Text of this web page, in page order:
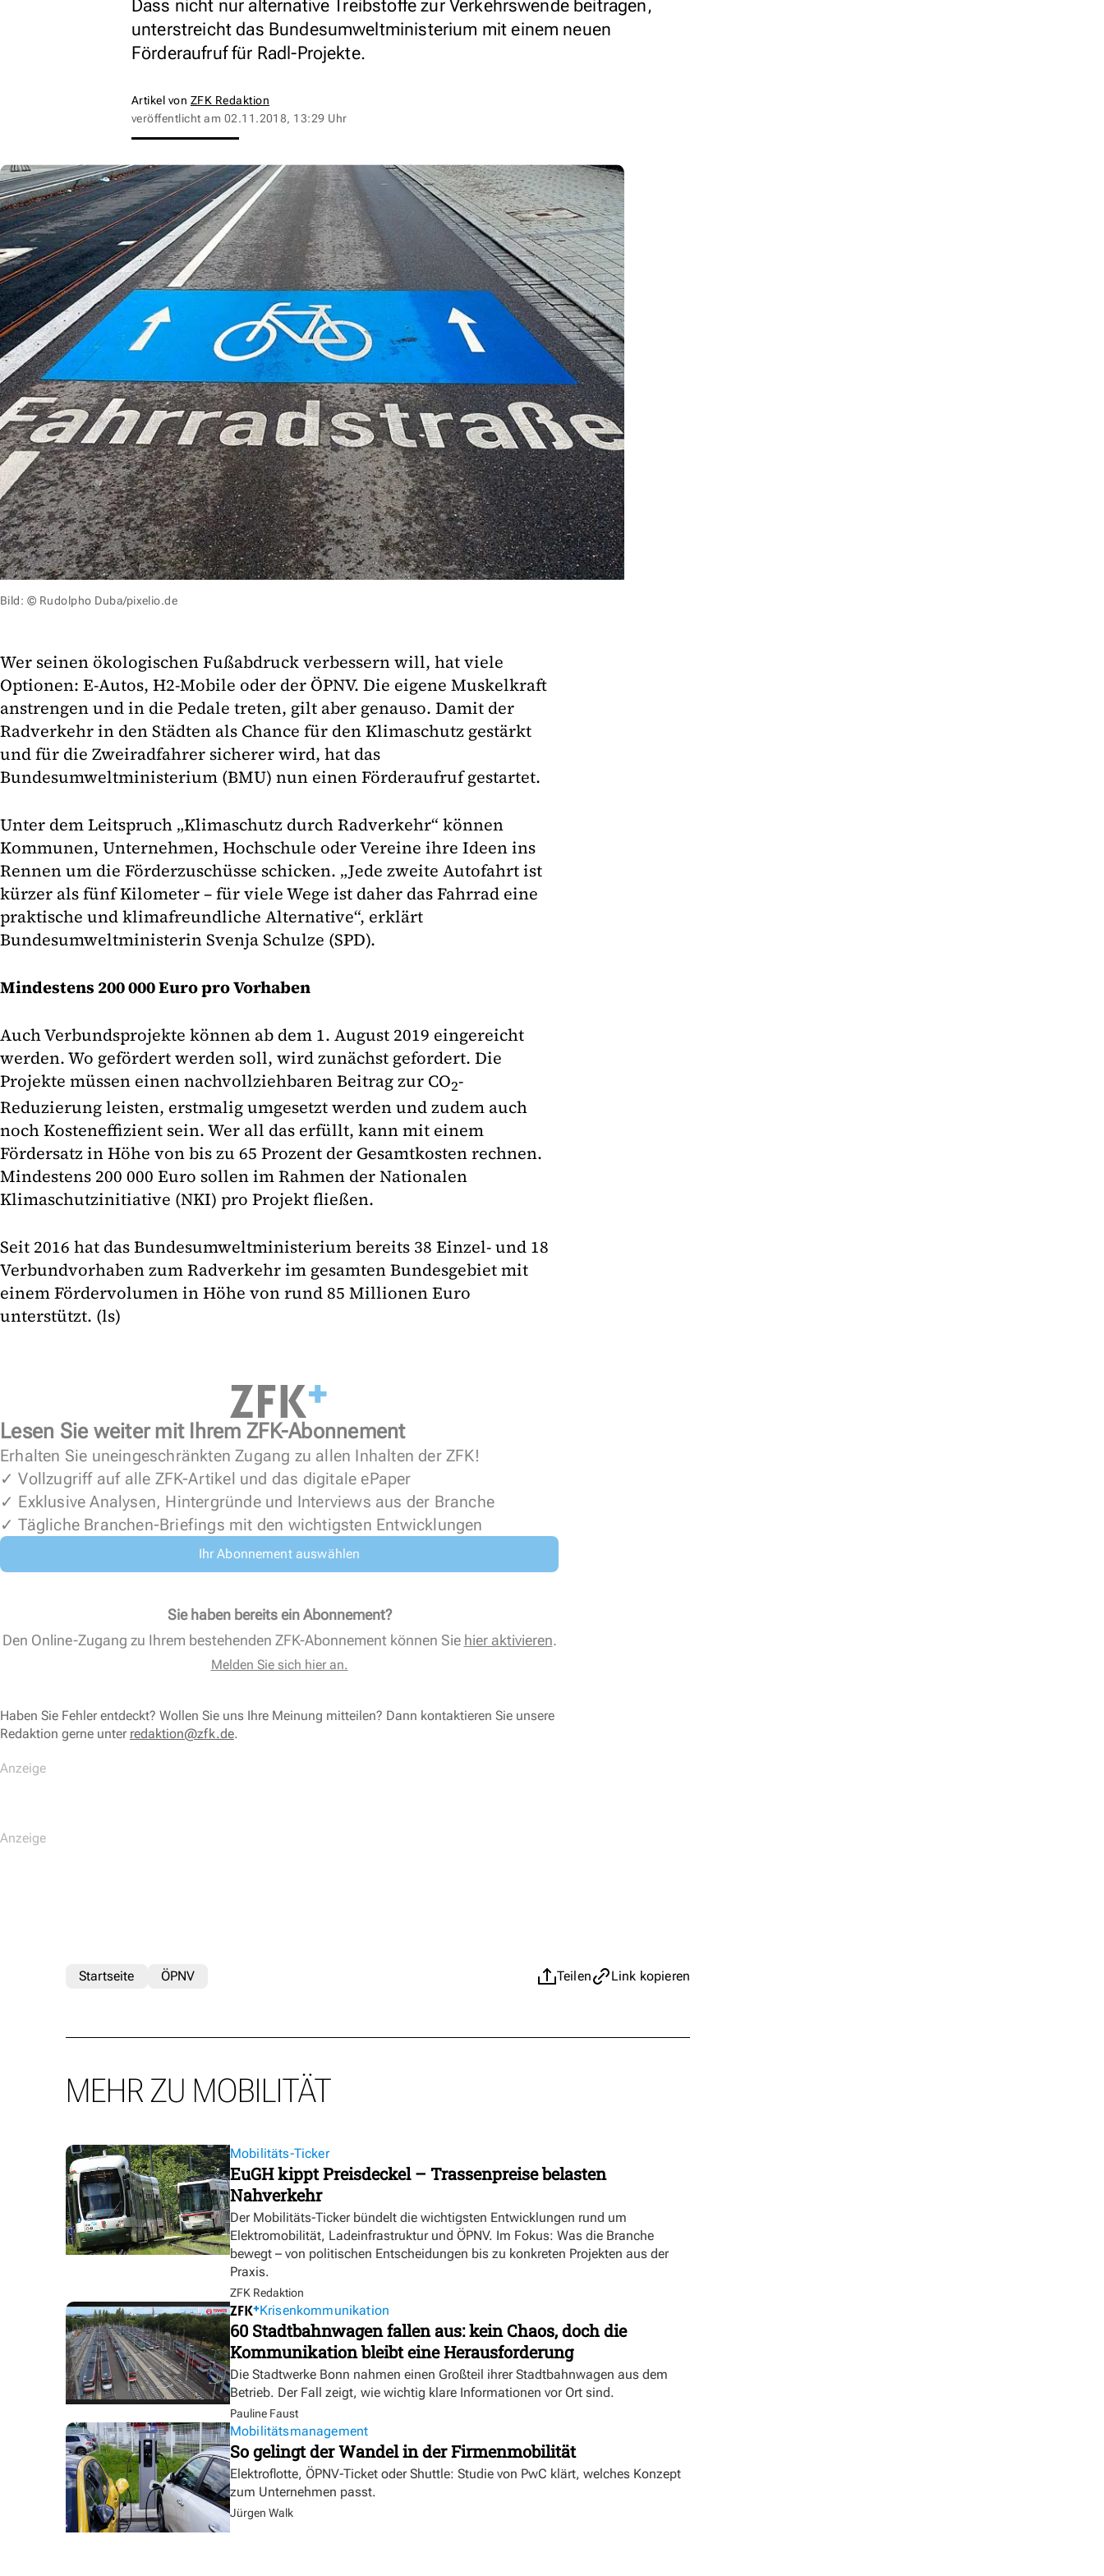
Dass nicht nur alternative Treibstoffe zur Verkehrswende beitragen,
unterstreicht das Bundesumweltministerium mit einem neuen
Förderaufruf für Radl-Projekte.
Artikel von ZFK Redaktion
veröffentlicht am 02.11.2018, 13:29 Uhr
Bild: © Rudolpho Duba/pixelio.de
Wer seinen ökologischen Fußabdruck verbessern will, hat viele
Optionen: E-Autos, H2-Mobile oder der ÖPNV. Die eigene Muskelkraft
anstrengen und in die Pedale treten, gilt aber genauso. Damit der
Radverkehr in den Städten als Chance für den Klimaschutz gestärkt
und für die Zweiradfahrer sicherer wird, hat das
Bundesumweltministerium (BMU) nun einen Förderaufruf gestartet.
Unter dem Leitspruch „Klimaschutz durch Radverkehr“ können
Kommunen, Unternehmen, Hochschule oder Vereine ihre Ideen ins
Rennen um die Förderzuschüsse schicken. „Jede zweite Autofahrt ist
kürzer als fünf Kilometer – für viele Wege ist daher das Fahrrad eine
praktische und klimafreundliche Alternative“, erklärt
Bundesumweltministerin Svenja Schulze (SPD).
Mindestens 200 000 Euro pro Vorhaben
Auch Verbundsprojekte können ab dem 1. August 2019 eingereicht
werden. Wo gefördert werden soll, wird zunächst gefordert. Die
Projekte müssen einen nachvollziehbaren Beitrag zur CO2-
Reduzierung leisten, erstmalig umgesetzt werden und zudem auch
noch Kosteneffizient sein. Wer all das erfüllt, kann mit einem
Fördersatz in Höhe von bis zu 65 Prozent der Gesamtkosten rechnen.
Mindestens 200 000 Euro sollen im Rahmen der Nationalen
Klimaschutzinitiative (NKI) pro Projekt fließen.
Seit 2016 hat das Bundesumweltministerium bereits 38 Einzel- und 18
Verbundvorhaben zum Radverkehr im gesamten Bundesgebiet mit
einem Fördervolumen in Höhe von rund 85 Millionen Euro
unterstützt. (ls)
Lesen Sie weiter mit Ihrem ZFK-Abonnement
Erhalten Sie uneingeschränkten Zugang zu allen Inhalten der ZFK!
✓ Vollzugriff auf alle ZFK-Artikel und das digitale ePaper
✓ Exklusive Analysen, Hintergründe und Interviews aus der Branche
✓ Tägliche Branchen-Briefings mit den wichtigsten Entwicklungen
Ihr Abonnement auswählen
Sie haben bereits ein Abonnement?
Den Online-Zugang zu Ihrem bestehenden ZFK-Abonnement können Sie hier aktivieren.
Melden Sie sich hier an.
Haben Sie Fehler entdeckt? Wollen Sie uns Ihre Meinung mitteilen? Dann kontaktieren Sie unsere
Redaktion gerne unter redaktion@zfk.de.
Teilen Link kopieren
Startseite ÖPNV
MEHR ZU MOBILITÄT
Mobilitäts-Ticker
EuGH kippt Preisdeckel – Trassenpreise belasten
Nahverkehr
Der Mobilitäts-Ticker bündelt die wichtigsten Entwicklungen rund um
Elektromobilität, Ladeinfrastruktur und ÖPNV. Im Fokus: Was die Branche
bewegt – von politischen Entscheidungen bis zu konkreten Projekten aus der
Praxis.
ZFK Redaktion
Krisenkommunikation
60 Stadtbahnwagen fallen aus: kein Chaos, doch die
Kommunikation bleibt eine Herausforderung
Die Stadtwerke Bonn nahmen einen Großteil ihrer Stadtbahnwagen aus dem
Betrieb. Der Fall zeigt, wie wichtig klare Informationen vor Ort sind.
Pauline Faust
Mobilitätsmanagement
So gelingt der Wandel in der Firmenmobilität
Elektroflotte, ÖPNV-Ticket oder Shuttle: Studie von PwC klärt, welches Konzept
zum Unternehmen passt.
Jürgen Walk